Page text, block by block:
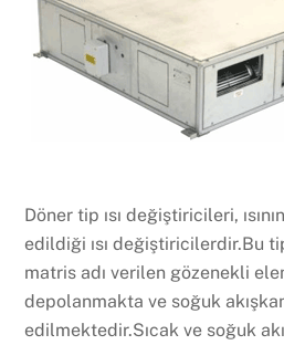
Döner tip ısı değiştiricileri,
edildiği ısı değiştiricilerdir.Bu
matris adı verilen gözenekli
depolanmakta ve soğuk
edilmektedir.Sıcak ve soğuk